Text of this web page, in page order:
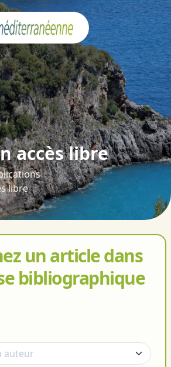
accès libre
libre
un article dans
bibliographique
cookies